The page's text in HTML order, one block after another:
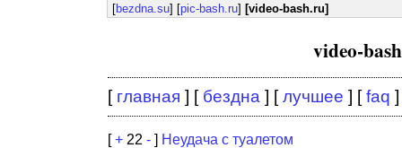
[bezdna.su] [pic-bash.ru] [video-bash.ru]
video-
[ главная ] [ бездна ] [лучшее ] [faq ]
[+ 22 - ] Неудача с туалетом